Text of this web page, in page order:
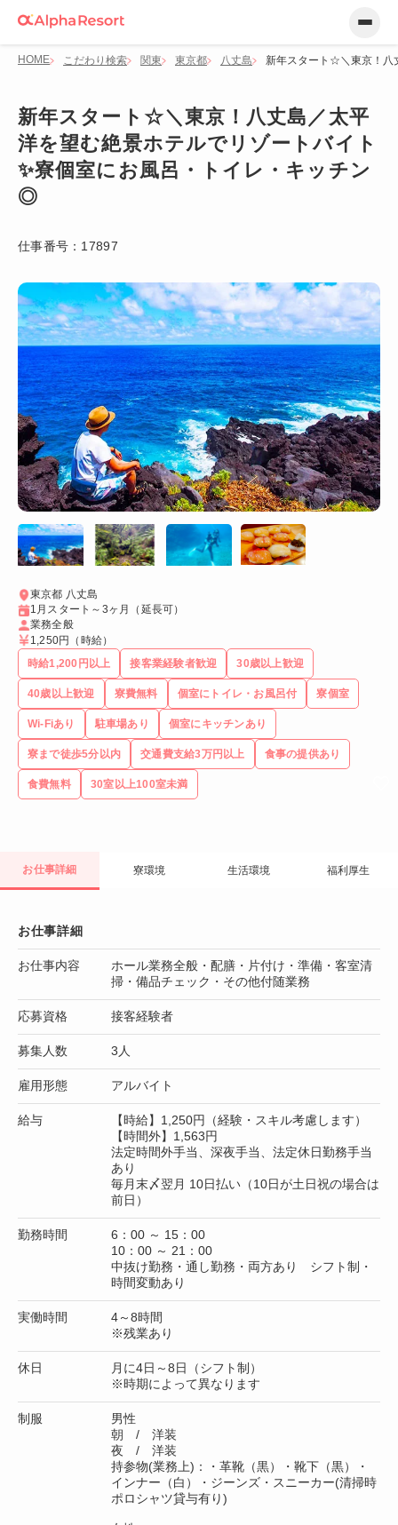
HOME こだわり検索 関東 東京都 八丈島 新年スタート☆＼東京！八
新年スタート☆＼東京！八丈島／太平
洋を望む絶景ホテルでリゾートバイト
✨寮個室にお風呂・トイレ・キッチン
◎
仕事番号： 17897
東京都 八丈島
1月スタート～3ヶ月（延長可）
業務全般
1,250円 （時給）
時給1,200円以上
接客業経験者歓迎 30歳以上歓迎
40歳以上歓迎 寮費無料 個室にトイレ・お風呂付 寮個室
Wi-Fiあり 駐車場あり 個室にキッチンあり
寮まで徒歩5分以内 交通費支給3万円以上 食事の提供あり
食費無料 30室以上100室未満
お仕事詳細 寮環境 生活環境 福利厚生
お仕事詳細
お仕事内容
ホール業務全般・配膳・片付け・準備・客室清
掃・備品チェック・その他付随業務
応募資格 接客経験者
募集人数 3人
雇用形態 アルバイト
給与
【時給】1,250円（経験・スキル考慮します）
【時間外】1,563円
法定時間外手当、深夜手当、法定休日勤務手当
あり
毎月末〆翌月 10日払い（10日が土日祝の場合は
前日）
勤務時間
6：00 ～ 15：00
10：00 ～ 21：00
中抜け勤務・通し勤務・両方あり シフト制・
時間変動あり
実働時間
4～8時間
※残業あり
休日
月に4日～8日（シフト制）
※時期によって異なります
制服
男性
朝 / 洋装
夜 / 洋装
持参物(業務上)：・革靴（黒）・靴下（黒）・
インナー（白）・ジーンズ・スニーカー(清掃時
ポロシャツ貸与有り)